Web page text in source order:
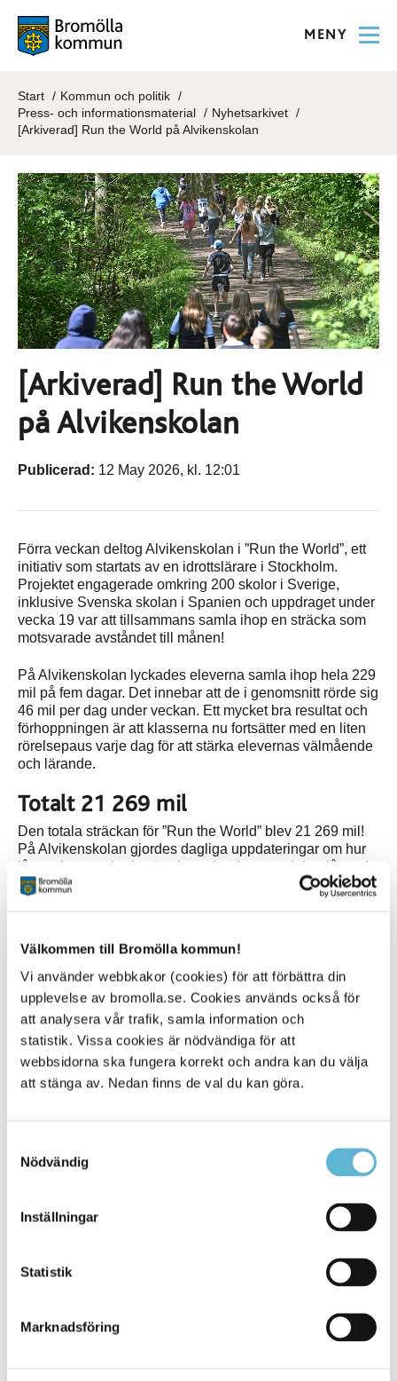
Välkommen till Bromölla kommun!
Vi använder webbkakor (cookies) för att förbättra din
upplevelse av bromolla.se. Cookies används också för
att analysera vår trafik, samla information och
statistik. Vissa cookies är nödvändiga för att
webbsidorna ska fungera korrekt och andra kan du välja
att stänga av. Nedan finns de val du kan göra.
Nödvändig
Inställningar
Statistik
Marknadsföring
MENY
Start
Kommun och politik
Press- och informationsmaterial
Nyhetsarkivet
[Arkiverad] Run the World på Alvikenskolan
[Arkiverad] Run the World
på Alvikenskolan
Publicerad: 12 May 2026, kl. 12:01
Förra veckan deltog Alvikenskolan i ”Run the World”, ett
initiativ som startats av en idrottslärare i Stockholm.
Projektet engagerade omkring 200 skolor i Sverige,
inklusive Svenska skolan i Spanien och uppdraget under
vecka 19 var att tillsammans samla ihop en sträcka som
motsvarade avståndet till månen!
På Alvikenskolan lyckades eleverna samla ihop hela 229
mil på fem dagar. Det innebar att de i genomsnitt rörde sig
46 mil per dag under veckan. Ett mycket bra resultat och
förhoppningen är att klasserna nu fortsätter med en liten
rörelsepaus varje dag för att stärka elevernas välmående
och lärande.
Totalt 21 269 mil
Den totala sträckan för ”Run the World” blev 21 269 mil!
På Alvikenskolan gjordes dagliga uppdateringar om hur
långt eleverna hade rört sig under dagen och hur långt de
kommit totalt. Resan tog dem bland annat till Prag,
Edinburgh och Rom – och till slut nådde elevernas
”Run the World” har också gett lärarna på Alvikenskolan
möjlighet att integrera både geografi och matematik i
undervisningen genom att arbeta med och diskutera de
olika sträckorna.
Skriv ut